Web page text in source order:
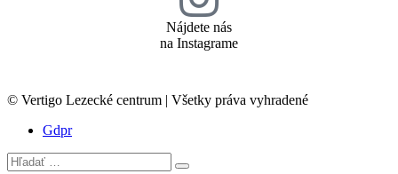
Nájdete nás
na Instagrame
© Vertigo Lezecké centrum | Všetky práva vyhradené
Gdpr